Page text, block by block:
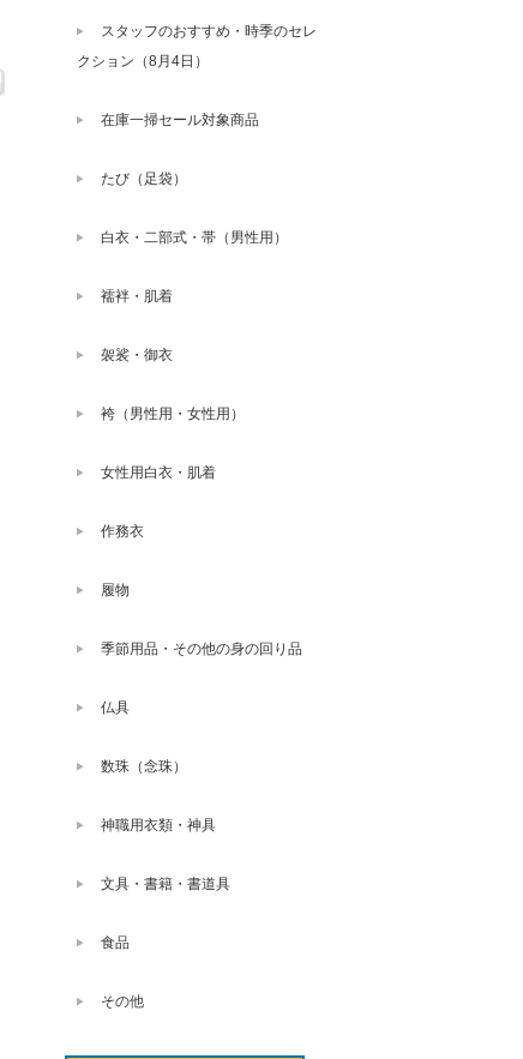
スタッフのおすすめ・時季のセレ
クション（8月4日）
在庫一掃セール対象商品
たび（足袋）
白衣・二部式・帯（男性用）
襦袢・肌着
袈裟・御衣
袴（男性用・女性用）
女性用白衣・肌着
作務衣
履物
季節用品・その他の身の回り品
仏具
数珠（念珠）
神職用衣類・神具
文具・書籍・書道具
食品
その他